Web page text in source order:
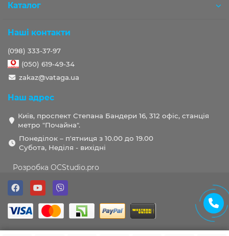
Каталог
Наші контакти
(098) 333-37-97
(050) 619-49-34
zakaz@vataga.ua
Наш адрес
Київ, проспект Степана Бандери 16, 312 офіс, станція
метро "Почайна".
Понеділок – п'ятниця з 10.00 до 19.00
Субота, Неділя - вихідні
Розробка OCStudio.pro